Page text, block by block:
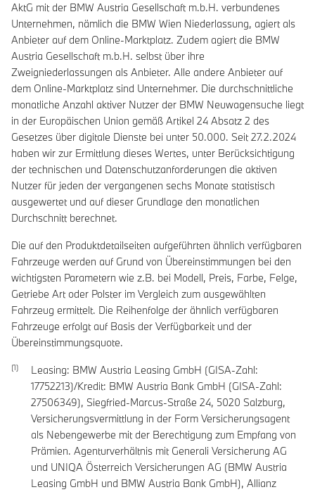
AktG mit der BMW Austria Gesellschaft m.b.H. verbundenes
Unternehmen, nämlich die BMW Wien Niederlassung, agiert als
Anbieter auf dem Online-Marktplatz. Zudem agiert die BMW
Austria Gesellschaft m.b.H. selbst über ihre
Zweigniederlassungen als Anbieter. Alle andere Anbieter auf
dem Online-Marktplatz sind Unternehmer. Die durchschnittliche
monatliche Anzahl aktiver Nutzer der BMW Neuwagensuche liegt
in der Europäischen Union gemäß Artikel 24 Absatz 2 des
Gesetzes über digitale Dienste bei unter 50.000. Seit 27.2.2024
haben wir zur Ermittlung dieses Wertes, unter Berücksichtigung
der technischen und Datenschutzanforderungen die aktiven
Nutzer für jeden der vergangenen sechs Monate statistisch
ausgewertet und auf dieser Grundlage den monatlichen
Durchschnitt berechnet.
Die auf den Produktdetailseiten aufgeführten ähnlich verfügbaren
Fahrzeuge werden auf Grund von Übereinstimmungen bei den
wichtigsten Parametern wie z.B. bei Modell, Preis, Farbe, Felge,
Getriebe Art oder Polster im Vergleich zum ausgewählten
Fahrzeug ermittelt. Die Reihenfolge der ähnlich verfügbaren
Fahrzeuge erfolgt auf Basis der Verfügbarkeit und der
Übereinstimmungsquote.
Leasing: BMW Austria Leasing GmbH (GISA-Zahl:
17752213)/Kredit: BMW Austria Bank GmbH (GISA-Zahl:
27506349), Siegfried-Marcus-Straße 24, 5020 Salzburg,
Versicherungsvermittlung in der Form Versicherungsagent
als Nebengewerbe mit der Berechtigung zum Empfang von
Prämien. Agenturverhältnis mit Generali Versicherung AG
und UNIQA Österreich Versicherungen AG (BMW Austria
Leasing GmbH und BMW Austria Bank GmbH), Allianz